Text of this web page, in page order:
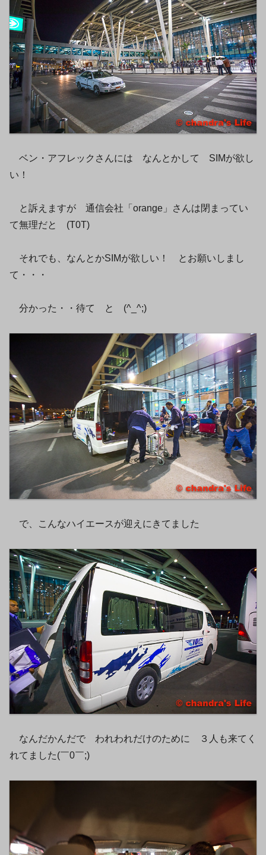
ベン・アフレックさんには なんとかして SIMが欲し
い！
と訴えますが 通信会社「orange」さんは閉まってい
て無理だと (T0T)
それでも、なんとかSIMが欲しい！ とお願いしまし
て・・・
分かった・・待て と (^_^;)
で、こんなハイエースが迎えにきてました
なんだかんだで われわれだけのために ３人も来てく
れてました(￣0￣;)